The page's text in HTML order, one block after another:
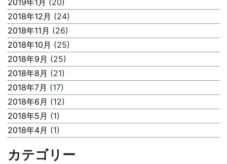
2018年12月 (24)
2018年11月 (26)
2018年10月 (25)
2018年9月 (25)
2018年8月 (21)
2018年7月 (17)
2018年6月 (12)
2018年5月 (1)
2018年4月 (1)
カテゴリー